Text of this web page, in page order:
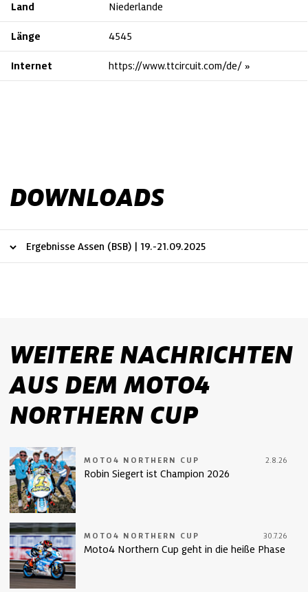
Land Niederlande
Länge 4545
Internet https://www.ttcircuit.com/de/
DOWNLOADS
Ergebnisse Assen (BSB) | 19.-21.09.2025
WEITERE NACHRICHTEN
AUS DEM MOTO4
NORTHERN CUP
MOTO4 NORTHERN CUP 2.8.26
Robin Siegert ist Champion 2026
MOTO4 NORTHERN CUP 30.7.26
Moto4 Northern Cup geht in die heiße Phase